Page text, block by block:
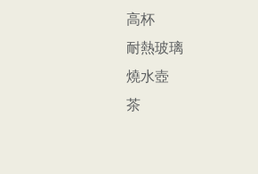
高杯
耐熱玻璃
燒水壺
茶